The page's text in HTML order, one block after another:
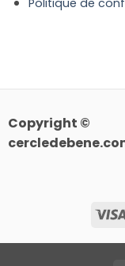
Politique de
Copyright ©